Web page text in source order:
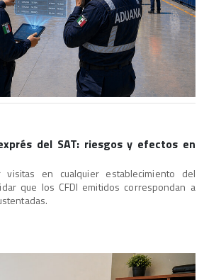
del SAT: riesgos y efectos en
visitas en cualquier establecimiento del
que los CFDI emitidos correspondan a